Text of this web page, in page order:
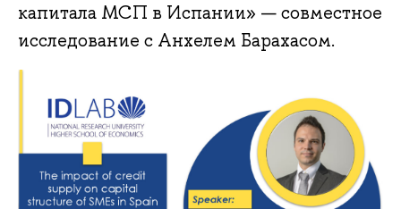
капитала МСП в Испании» — совместное
исследование с Анхелем Барахасом.